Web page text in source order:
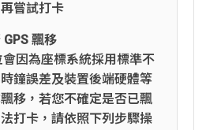
嘗試打卡
飄移
會因為座標系統採用標準不
鐘誤差及裝置後端硬體等
移，若您不確定是否已飄
打卡，請依照下列步驟操